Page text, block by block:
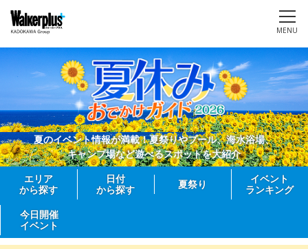
MENU
夏のイベント情報が満載！夏祭りやプール、海水浴場、
キャンプ場など遊べるスポットを大紹介
エリア
から探す
日付
から探す
夏祭り
イベント
ランキング
今日開催
イベント